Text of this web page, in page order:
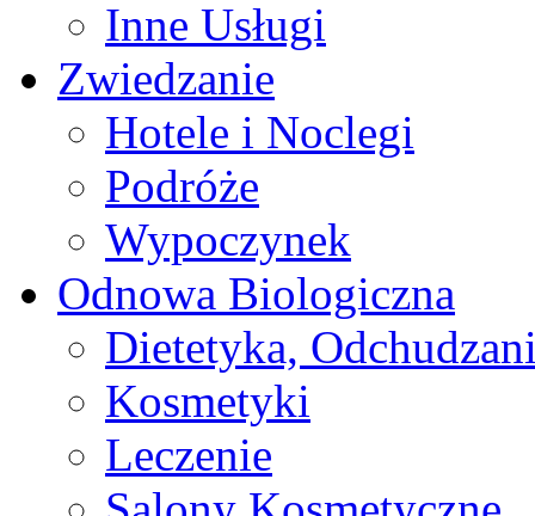
Inne Usługi
Zwiedzanie
Hotele i Noclegi
Podróże
Wypoczynek
Odnowa Biologiczna
Dietetyka,
Kosmetyki
Leczenie